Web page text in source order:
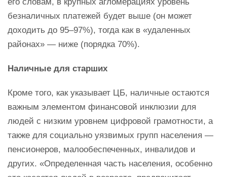
безналичных платежей будет выше (он может
доходить до 95–97%), тогда как в «удаленных
районах» — ниже (порядка 70%).
Наличные для старших
Кроме того, как указывает ЦБ, наличные остаются
важным элементом финансовой инклюзии для
людей с низким уровнем цифровой грамотности, а
также для социально уязвимых групп населения —
пенсионеров, малообеспеченных, инвалидов и
других. «Определенная часть населения, особенно